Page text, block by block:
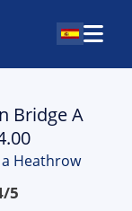
Bridge A
Heathrow
/5